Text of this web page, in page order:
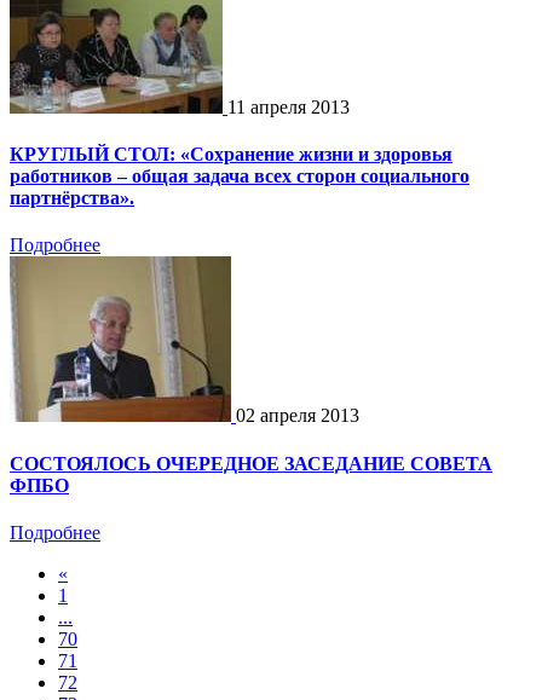
11 апреля 2013
КРУГЛЫЙ СТОЛ: «Сохранение жизни и здоровья
работников – общая задача всех сторон социального
партнёрства».
Подробнее
02 апреля 2013
СОСТОЯЛОСЬ ОЧЕРЕДНОЕ ЗАСЕДАНИЕ СОВЕТА
ФПБО
Подробнее
«
1
...
70
71
72